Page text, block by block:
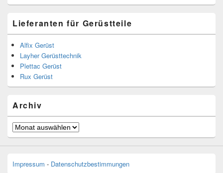
Lieferanten für Gerüstteile
Alfix Gerüst
Layher Gerüsttechnik
Plettac Gerüst
Rux Gerüst
Archiv
Archiv
Impressum - Datenschutzbestimmungen